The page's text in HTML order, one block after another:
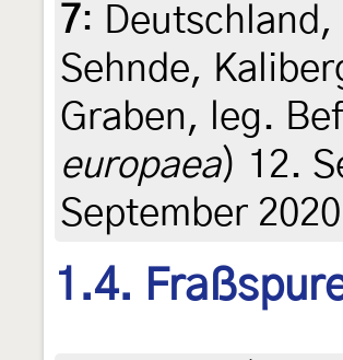
7:
Sehnde,
Graben, leg.
europaea) 12.
September
1.4.